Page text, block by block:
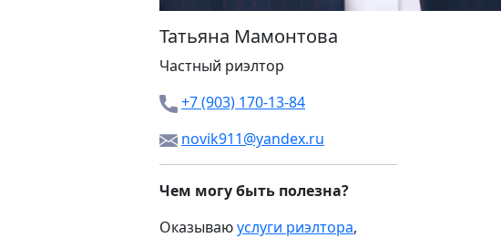
Татьяна Мамонтова
Частный риэлтор
+7 (903) 170-13-84
novik911@yandex.ru
Чем могу быть полезна?
Оказываюуслуги риэлтора,